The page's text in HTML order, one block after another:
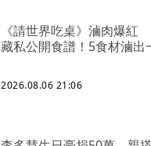
《請世界吃桌》滷肉爆紅
藏私公開食譜！5食材滷出
2026.08.06 21:06